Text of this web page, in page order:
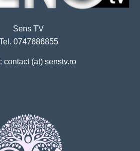
Sens TV
0747686855
contact (at) senstv.ro